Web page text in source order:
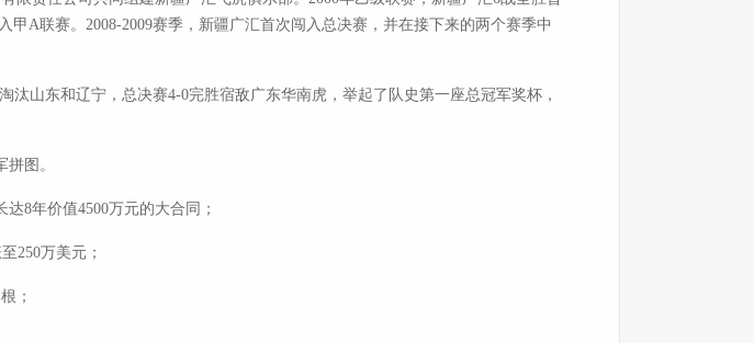
A联赛。2008-2009赛季，新疆广汇首次闯入总决赛，并在接下来的两个赛季中
山东和辽宁，总决赛4-0完胜宿敌广东华南虎，举起了队史第一座总冠军奖杯，
图。
8年价值4500万元的大合同；
250万美元；
；